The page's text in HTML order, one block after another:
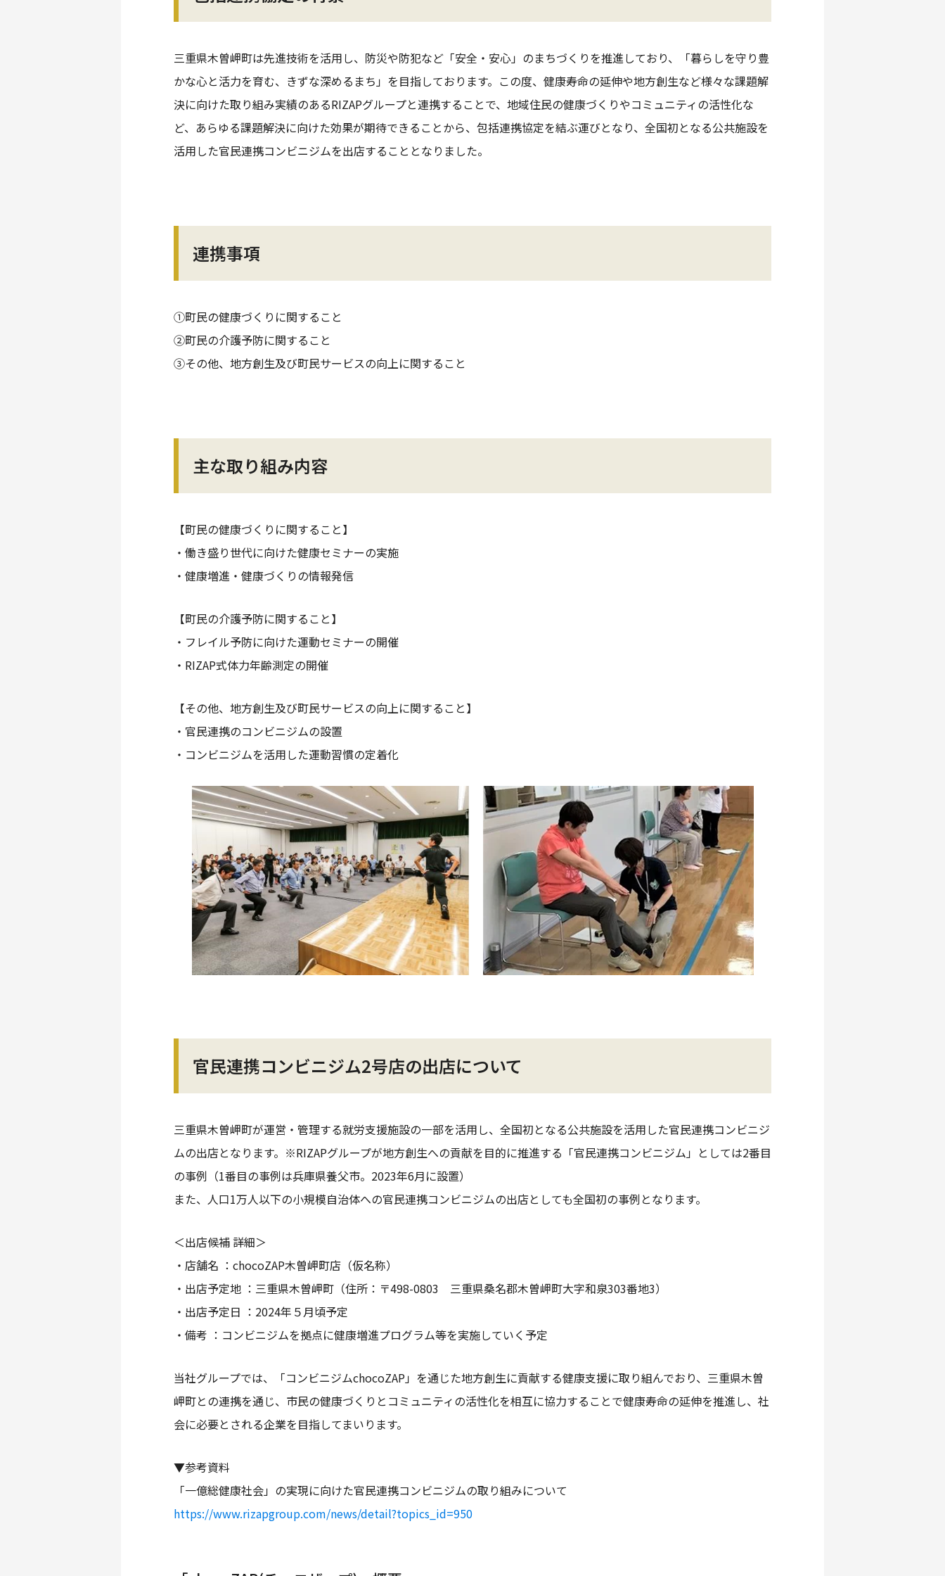
三重県木曽岬町は先進技術を活用し、防災や防犯など「安全・安心」のまちづくりを推進しており、「暮らしを守り豊
かな心と活力を育む、きずな深めるまち」を目指しております。この度、健康寿命の延伸や地方創生など様々な課題解
決に向けた取り組み実績のあるRIZAPグループと連携することで、地域住民の健康づくりやコミュニティの活性化な
ど、あらゆる課題解決に向けた効果が期待できることから、包括連携協定を結ぶ運びとなり、全国初となる公共施設を
活用した官民連携コンビニジムを出店することとなりました。
連携事項
①町民の健康づくりに関すること
②町民の介護予防に関すること
③その他、地方創生及び町民サービスの向上に関すること
主な取り組み内容
【町民の健康づくりに関すること】
・働き盛り世代に向けた健康セミナーの実施
・健康増進・健康づくりの情報発信
【町民の介護予防に関すること】
・フレイル予防に向けた運動セミナーの開催
・RIZAP式体力年齢測定の開催
【その他、地方創生及び町民サービスの向上に関すること】
・官民連携のコンビニジムの設置
・コンビニジムを活用した運動習慣の定着化
官民連携コンビニジム2号店の出店について
三重県木曽岬町が運営・管理する就労支援施設の一部を活用し、全国初となる公共施設を活用した官民連携コンビニジ
ムの出店となります。※RIZAPグループが地方創生への貢献を目的に推進する「官民連携コンビニジム」としては2番目
の事例（1番目の事例は兵庫県養父市。2023年6月に設置）
また、人口1万人以下の小規模自治体への官民連携コンビニジムの出店としても全国初の事例となります。
＜出店候補 詳細＞
・店舗名 ：chocoZAP木曽岬町店（仮名称）
・出店予定地 ：三重県木曽岬町（住所：〒498-0803 三重県桑名郡木曽岬町大字和泉303番地3）
・出店予定日 ：2024年５月頃予定
・備考 ：コンビニジムを拠点に健康増進プログラム等を実施していく予定
当社グループでは、「コンビニジムchocoZAP」を通じた地方創生に貢献する健康支援に取り組んでおり、三重県木曽
岬町との連携を通じ、市民の健康づくりとコミュニティの活性化を相互に協力することで健康寿命の延伸を推進し、社
会に必要とされる企業を目指してまいります。
▼参考資料
「一億総健康社会」の実現に向けた官民連携コンビニジムの取り組みについて
https://www.rizapgroup.com/news/detail?topics_id=950